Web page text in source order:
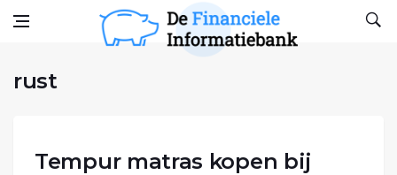
rustDe financiele Informatiebank
Het blog voor financiën
rust
Tempur matras kopen bij